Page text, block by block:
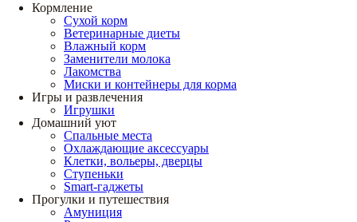
Кормление
Сухой корм
Ветеринарные диеты
Влажный корм
Заменители молока
Лакомства
Миски и контейнеры для корма
Игры и развлечения
Игрушки
Домашний уют
Спальные места
Охлаждающие аксессуары
Клетки, вольеры, дверцы
Ступеньки
Smart-гаджеты
Прогулки и путешествия
Амуниция